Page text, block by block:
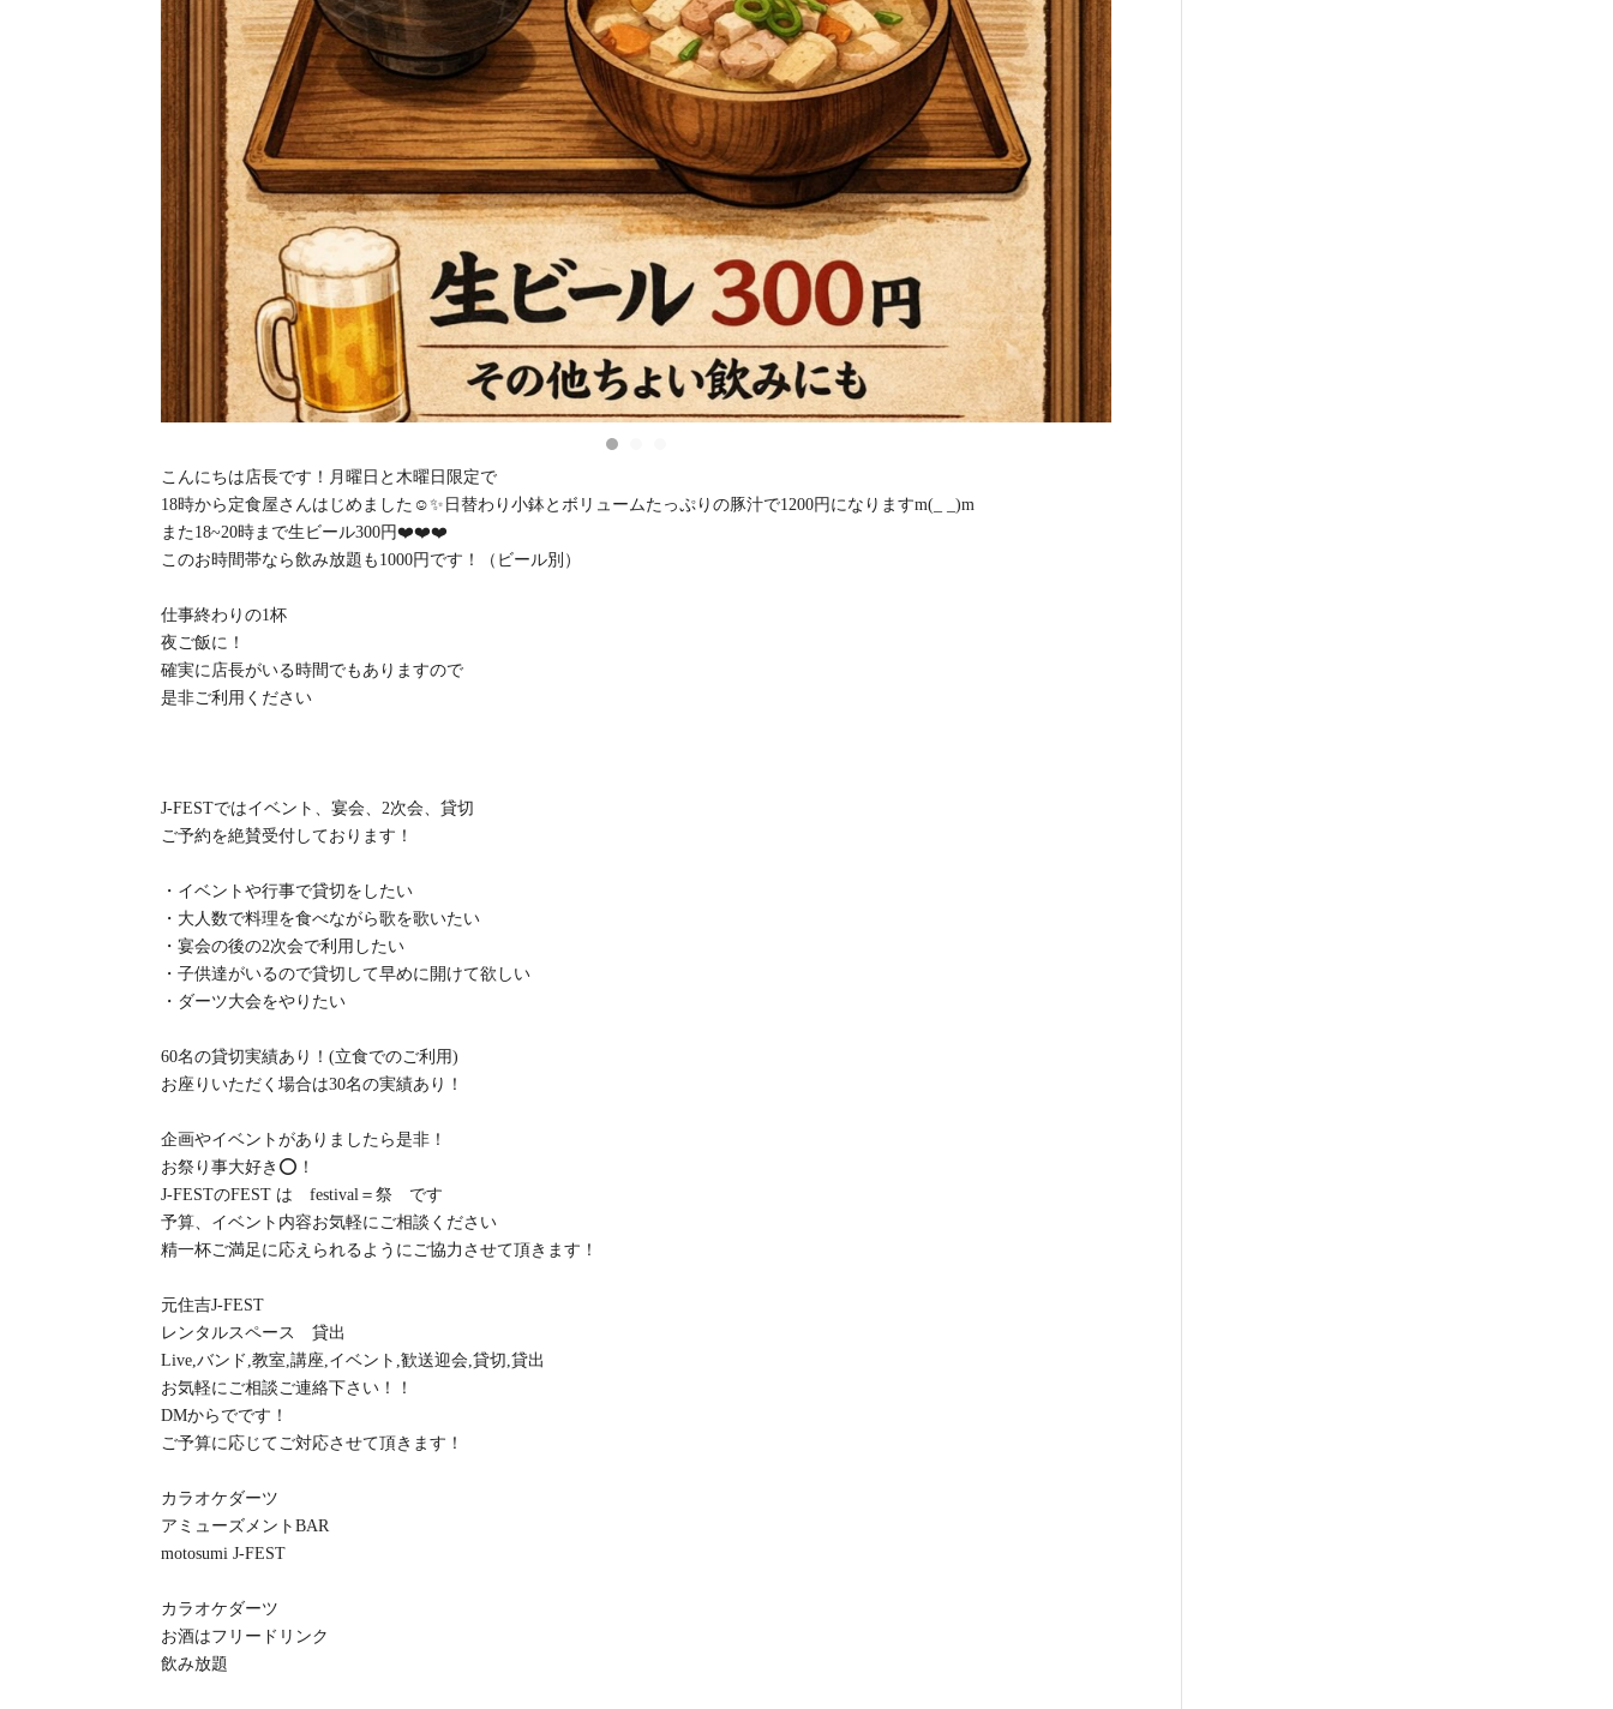
こんにちは店長です！月曜日と木曜日限定で
18時から定食屋さんはじめました☺️✨日替わり小鉢とボリュームたっぷりの豚汁で1200円になりますm(_ _)m
また18~20時まで生ビール300円❤️‍❤️‍❤️‍
このお時間帯なら飲み放題も1000円です！（ビール別）
仕事終わりの1杯
夜ご飯に！
確実に店長がいる時間でもありますので
是非ご利用ください
J-FESTではイベント、宴会、2次会、貸切
ご予約を絶賛受付しております！
・イベントや行事で貸切をしたい
・大人数で料理を食べながら歌を歌いたい
・宴会の後の2次会で利用したい
・子供達がいるので貸切して早めに開けて欲しい
・ダーツ大会をやりたい
60名の貸切実績あり！(立食でのご利用)
お座りいただく場合は30名の実績あり！
企画やイベントがありましたら是非！
お祭り事大好き⭕️！
J-FESTのFEST は festival＝祭 です
予算、イベント内容お気軽にご相談ください
精一杯ご満足に応えられるようにご協力させて頂きます！
元住吉J-FEST
レンタルスペース 貸出
Live,バンド,教室,講座,イベント,歓送迎会,貸切,貸出
お気軽にご相談ご連絡下さい！！
DMからでです！
ご予算に応じてご対応させて頂きます！
カラオケダーツ
アミューズメントBAR
motosumi J-FEST
カラオケダーツ
お酒はフリードリンク
飲み放題